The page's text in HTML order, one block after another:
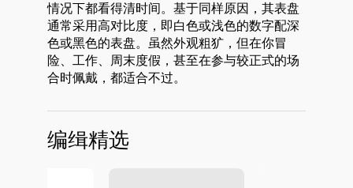
情况下都看得清时间。基于同样原因，其表盘
通常采用高对比度，即白色或浅色的数字配深
色或黑色的表盘。虽然外观粗犷，但在你冒
险、工作、周末度假，甚至在参与较正式的场
合时佩戴，都适合不过。
编缉精选